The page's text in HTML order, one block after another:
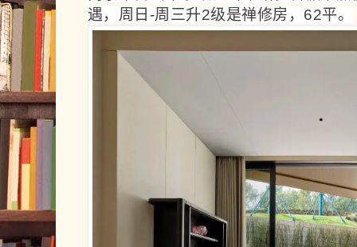
遇，周日-周三升2级是禅修房，62平。